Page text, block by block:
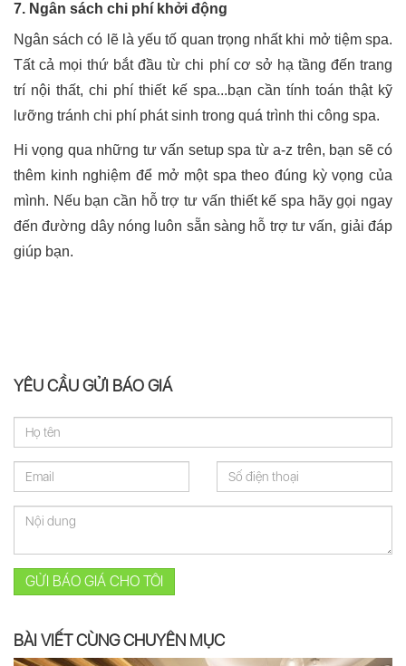
7. Ngân sách chi phí khởi động
Ngân sách có lẽ là yếu tố quan trọng nhất khi mở tiệm spa.
Tất cả mọi thứ bắt đầu từ chi phí cơ sở hạ tầng đến trang
trí nội thất, chi phí thiết kế spa...bạn cần tính toán thật kỹ
lưỡng tránh chi phí phát sinh trong quá trình thi công spa.
Hi vọng qua những tư vấn setup spa từ a-z trên, bạn sẽ có
thêm kinh nghiệm để mở một spa theo đúng kỳ vọng của
mình. Nếu bạn cần hỗ trợ tư vấn thiết kế spa hãy gọi ngay
đến đường dây nóng luôn sẵn sàng hỗ trợ tư vấn, giải đáp
giúp bạn.
YÊU CẦU GỬI BÁO GIÁ
GỬI BÁO GIÁ CHO TÔI
BÀI VIẾT CÙNG CHUYÊN MỤC